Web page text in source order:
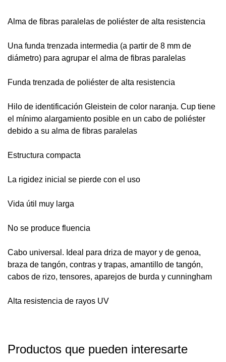
Alma de fibras paralelas de poliéster de alta resistencia
Una funda trenzada intermedia (a partir de 8 mm de
diámetro) para agrupar el alma de fibras paralelas
Funda trenzada de poliéster de alta resistencia
Hilo de identificación Gleistein de color naranja. Cup tiene
el mínimo alargamiento posible en un cabo de poliéster
debido a su alma de fibras paralelas
Estructura compacta
La rigidez inicial se pierde con el uso
Vida útil muy larga
No se produce fluencia
Cabo universal. Ideal para driza de mayor y de genoa,
braza de tangón, contras y trapas, amantillo de tangón,
cabos de rizo, tensores, aparejos de burda y cunningham
Alta resistencia de rayos UV
Productos que pueden interesarte